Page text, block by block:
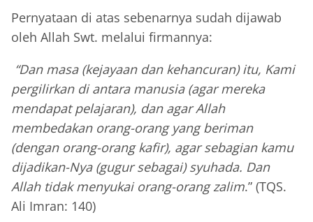
Pernyataan di atas sebenarnya sudah dijawab
oleh Allah Swt. melalui firmannya:
“Dan masa (kejayaan dan kehancuran) itu, Kami
pergilirkan di antara manusia (agar mereka
mendapat pelajaran), dan agar Allah
membedakan orang-orang yang beriman
(dengan orang-orang kafir), agar sebagian kamu
dijadikan-Nya (gugur sebagai) syuhada. Dan
Allah tidak menyukai orang-orang zalim.” (TQS.
Ali Imran: 140)